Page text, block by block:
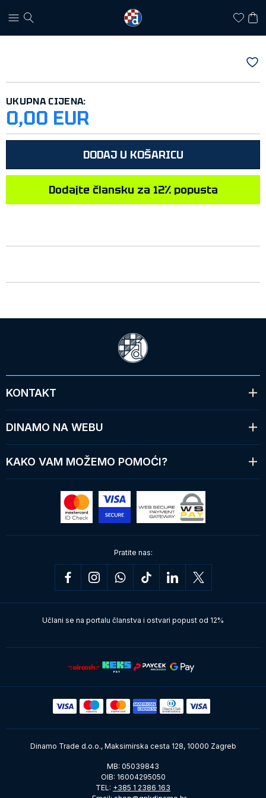
UKUPNA CIJENA:
0,00 EUR
DODAJ U KOŠARICU
Dodajte člansku za 12% popusta
KONTAKT
DINAMO NA WEBU
KAKO VAM MOŽEMO POMOĆI?
Pratite nas:
Učlani se na portalu članstva i ostvari popust od 12%
Dinamo Trade d.o.o., Maksimirska cesta 128, 10000 Zagreb
MB: 05039843
OIB: 16004295050
TEL: +385 1 2386 163